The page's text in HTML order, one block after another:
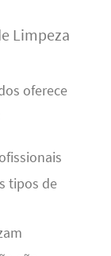
Limpeza
oferece
tipos de